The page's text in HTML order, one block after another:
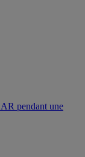
pendant une